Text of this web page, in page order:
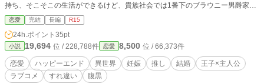
持ち、そこそこの生活ができるけど、貴族社会では1番下のブラウニー男爵家の
末娘、リーゼ・ブラウニーは、物心ついた頃から読み込んでしまった恋愛小説
（ちょっぴりエッチ）の影響で、男女問わず「カップリング」を勝手に作っては
妄想するようになってしまった。 もちろん、将来の夢は恋愛小説（ちょっぴり
エッチ）を書く作家。 娘を溺愛する両親や兄達も、そこそこの財産があればス
タンスなので、リーゼを無理に嫁がせる気はなし。 そんなリーゼが今最も推し
ているのは、眉目秀麗文武両道で評判のエドヴィン王子と、王子の婚約者候補ナ
ンバー１と言われる公爵令嬢アレクサンドラのカップル。 「早く結婚すればい
恋愛 完結 長編 R15
24h.ポイント 35pt
小説 19,694 位 / 228,788件 恋愛 8,500 位 / 66,373件
恋愛 ハッピーエンド 異世界 妊娠 推し 結婚
王子×主人公
ラブコメ
すれ違い 腹黒